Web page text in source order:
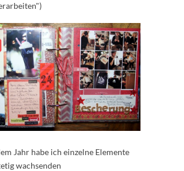
Jahr habe ich einzelne Elemente
wachsenden